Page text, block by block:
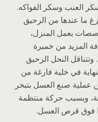
العنب وسكر الفواكه.
ما عندها من الرحيق
بعمل المنزل،
المزيد من خميرة
النحل الرحيق
في خلية فارغة من
عملية صنع العسل بتبخر
وبسبب حركة منتظمة
فوق قرص العسل.